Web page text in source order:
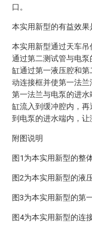
口。
本实用新型的有益效果
本实用新型通过天车
通过第二测试管与电
缸通过第一液压腔和
动连接框并使第一法
第一法兰与电泵的进
缸流入到缓冲腔内，
到电泵的进水端内，让
附图说明
图1为本实用新型的整
图2为本实用新型的液
图3为本实用新型的第
图4为本实用新型的连